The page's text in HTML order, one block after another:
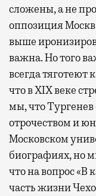
сложены, а не
оппозиция
выше
важна. Но того
всегда тяготеют
что в XIX веке
мы, что Тургенев
отрочеством и
Московском
биографиях, но
что на вопрос «В
часть жизни